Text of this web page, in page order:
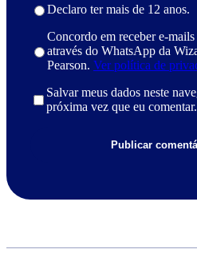
Declaro ter mais de 12 anos.
Concordo em receber e-mails
através do WhatsApp da
Pearson. Ver política de
Salvar meus dados neste
próxima vez que eu comentar.